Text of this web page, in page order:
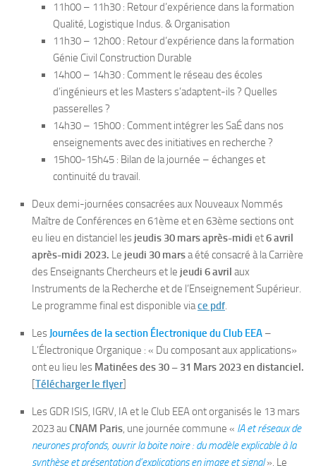
11h00 – 11h30 : Retour d’expérience dans la formation
Qualité, Logistique Indus. & Organisation
11h30 – 12h00 : Retour d’expérience dans la formation
Génie Civil Construction Durable
14h00 – 14h30 : Comment le réseau des écoles
d’ingénieurs et les Masters s’adaptent-ils ? Quelles
passerelles ?
14h30 – 15h00 : Comment intégrer les SaÉ dans nos
enseignements avec des initiatives en recherche ?
15h00-15h45 : Bilan de la journée – échanges et
continuité du travail.
Deux demi-journées consacrées aux Nouveaux Nommés
Maître de Conférences en 61ème et en 63ème sections ont
eu lieu en distanciel les jeudis 30 mars après-midi et6 avril
après-midi 2023. Le jeudi 30 marsa été consacré à la Carrière
des Enseignants Chercheurs et le jeudi 6 avril aux
Instruments de la Recherche et de l’Enseignement Supérieur.
Le programme final est disponible viace pdf.
Les Journées de la section Électronique du Club EEA –
L’Électronique Organique : « Du composant aux applications»
ont eu lieu les Matinées des 30 – 31 Mars 2023 en distanciel.
[Télécharger le flyer]
Les GDR ISIS, IGRV, IA et le Club EEA ont organisés le 13 mars
2023 au CNAM Paris, une journée commune « IA et réseaux de
neurones profonds, ouvrir la boite noire : du modèle explicable à la
synthèse et présentation d’explications en image et signal». Le